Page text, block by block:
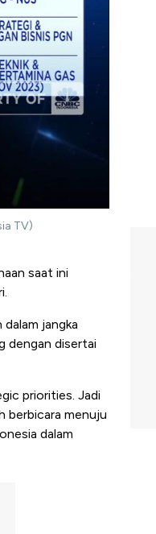
TV)
saat ini
jangka
dengan disertai
priorities. Jadi
berbicara menuju
dalam